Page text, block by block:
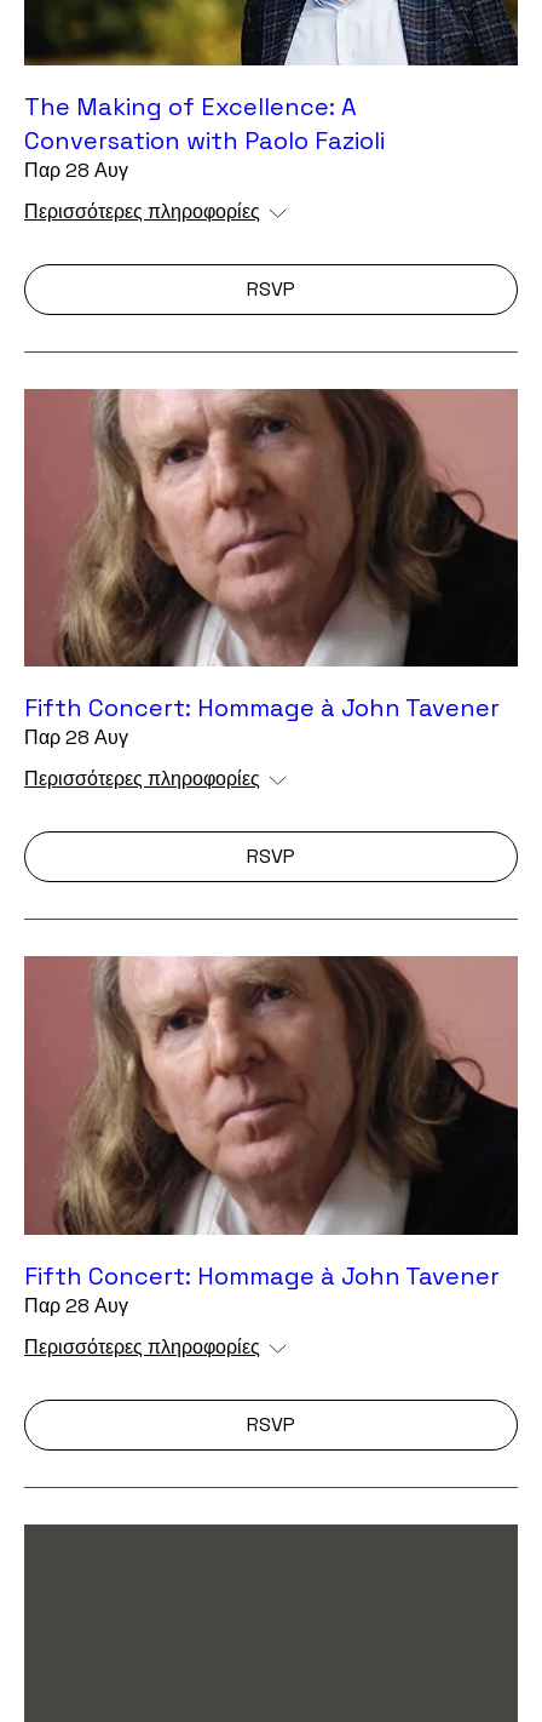
The Making of Excellence: A
Conversation with Paolo Fazioli
Παρ 28 Αυγ
Περισσότερες πληροφορίες
RSVP
Fifth Concert: Hommage à John Tavener
Παρ 28 Αυγ
Περισσότερες πληροφορίες
RSVP
Fifth Concert: Hommage à John Tavener
Παρ 28 Αυγ
Περισσότερες πληροφορίες
RSVP